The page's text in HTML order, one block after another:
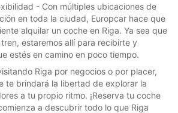
- Con múltiples ubicaciones de
en toda la ciudad, Europcar hace que
alquilar un coche en Riga. Ya sea que
estaremos allí para recibirte y
estés en camino en poco tiempo.
Riga por negocios o por placer,
te brindará la libertad de explorar la
a tu propio ritmo. ¡Reserva tu coche
a descubrir todo lo que Riga